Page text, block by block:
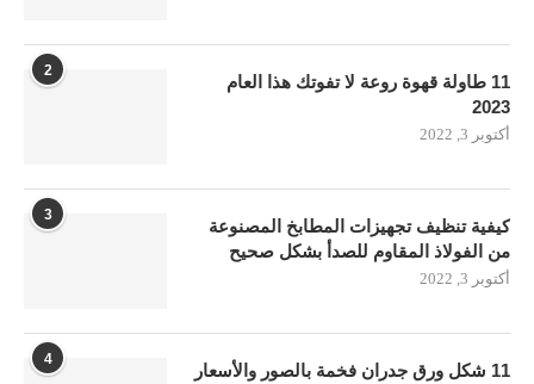
2
11 طاولة قهوة روعة لا تفوتك هذا العام
2023
أكتوبر 3, 2022
3
كيفية تنظيف تجهيزات المطابخ المصنوعة
من الفولاذ المقاوم للصدأ بشكل صحيح
أكتوبر 3, 2022
4
11 شكل ورق جدران فخمة بالصور والأسعار